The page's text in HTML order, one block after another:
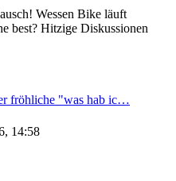
Wessen Bike läuft
best? Hitzige Diskussionen
fröhliche "was hab ic…
14:58